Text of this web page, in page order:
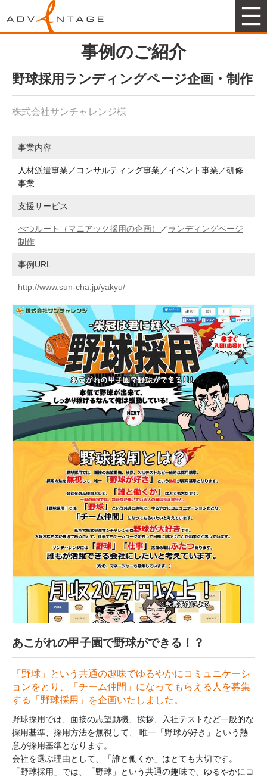
アドヴァンテージマーケティング
事例のご紹介
野球採用ランディングページ企画・制作
株式会社サンチャレンジ様
事業内容
人材派遣事業／コンサルティング事業／イベント事業／研修
事業
支援サービス
べつルート（マニアック採⽤の企画） ／ランディングページ
制作
事例URL
http://www.sun-cha.jp/yakyu/
あこがれの甲子園で野球ができる！？
「野球」という共通の趣味でゆるやかにコミュニケーシ
ョンをとり、「チーム仲間」になってもらえる人を募集
する「野球採用」を企画いたしました。
野球採用では、面接の志望動機、挨拶、入社テストなど一般的な
採用基準、採用方法を無視して、 唯一「野球が好き」という熱
意が採用基準となります。
会社を選ぶ理由として、「誰と働くか」はとても大切です。
「野球採用」では、「野球」という共通の趣味で、ゆるやかにコ